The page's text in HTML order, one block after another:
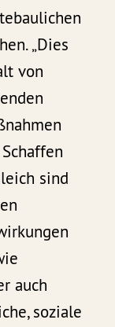
„Dies
von
sind
auch
soziale